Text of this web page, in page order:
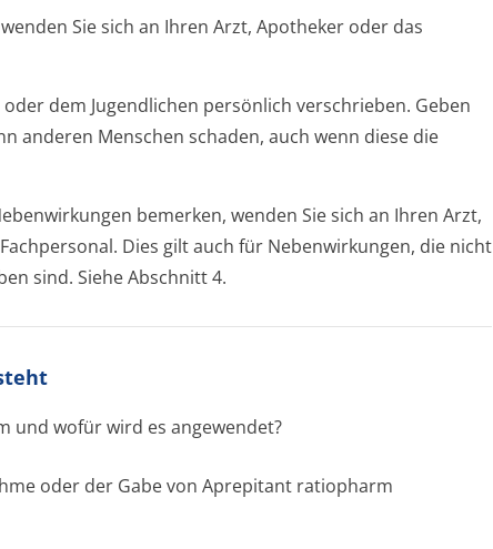
Sie sich an Ihren Arzt, Apotheker oder das
dem Jugendlichen persönlich verschrieben. Geben
anderen Menschen schaden, auch wenn diese die
bemerken, wenden Sie sich an Ihren Arzt,
Dies gilt auch für Nebenwirkungen, die nicht
sind. Siehe Abschnitt 4.
und wofür wird es angewendet?
oder der Gabe von Aprepitant ratiopharm